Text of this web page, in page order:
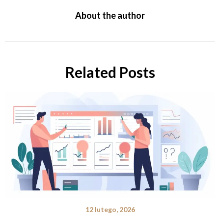
About the author
Related Posts
12 lutego, 2026